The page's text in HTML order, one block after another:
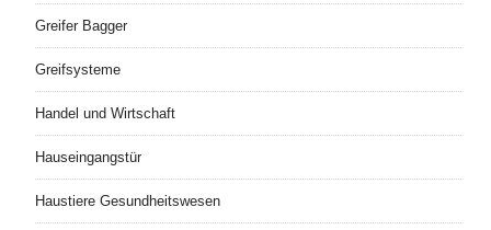
Greifer Bagger
Greifsysteme
Handel und Wirtschaft
Hauseingangstür
Haustiere Gesundheitswesen